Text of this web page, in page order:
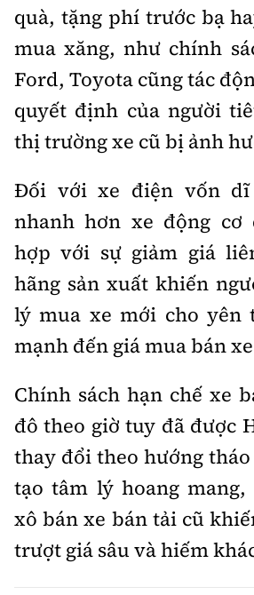
quà, tặng phí trước bạ
mua xăng, như chính
Ford, Toyota cũng tác
quyết định của người
thị trường xe cũ bị ảnh
Đối với xe điện vốn
nhanh hơn xe động
hợp với sự giảm giá
hãng sản xuất khiến
lý mua xe mới cho yên
mạnh đến giá mua bán
Chính sách hạn chế xe
đô theo giờ tuy đã được
thay đổi theo hướng tháo
tạo tâm lý hoang
xô bán xe bán tải cũ
trượt giá sâu và hiếm